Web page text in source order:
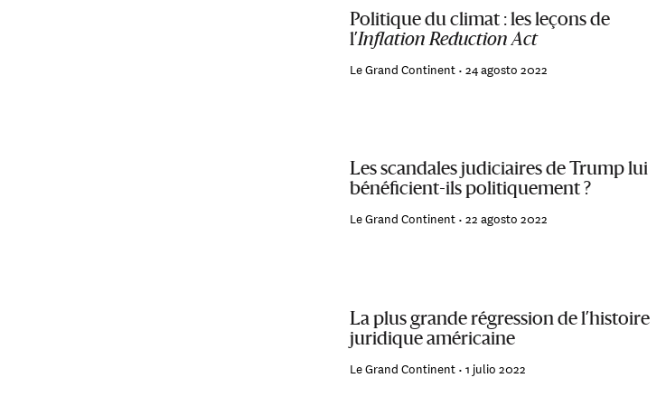
Politique du climat : les leçons de
l’Inflation Reduction Act
Le Grand Continent •24 agosto 2022
Les scandales judiciaires de Trump lui
bénéficient-ils politiquement ?
Le Grand Continent •22 agosto 2022
La plus grande régression de l’histoire
juridique américaine
Le Grand Continent •1 julio 2022